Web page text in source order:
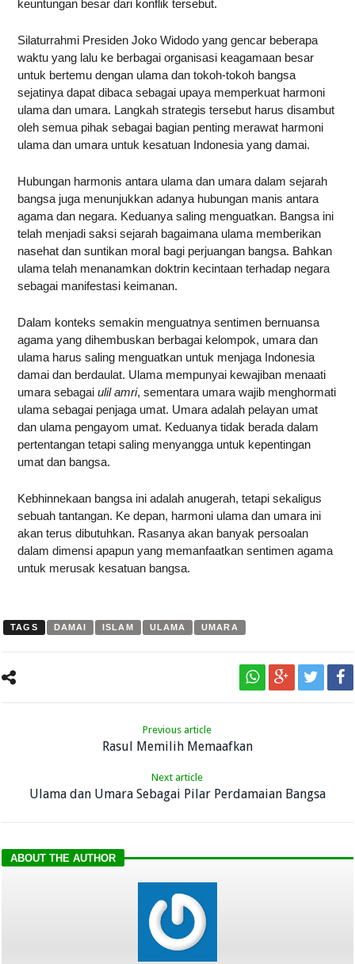
keuntungan besar dari konflik tersebut.
Silaturrahmi Presiden Joko Widodo yang gencar beberapa
waktu yang lalu ke berbagai organisasi keagamaan besar
untuk bertemu dengan ulama dan tokoh-tokoh bangsa
sejatinya dapat dibaca sebagai upaya memperkuat harmoni
ulama dan umara. Langkah strategis tersebut harus disambut
oleh semua pihak sebagai bagian penting merawat harmoni
ulama dan umara untuk kesatuan Indonesia yang damai.
Hubungan harmonis antara ulama dan umara dalam sejarah
bangsa juga menunjukkan adanya hubungan manis antara
agama dan negara. Keduanya saling menguatkan. Bangsa ini
telah menjadi saksi sejarah bagaimana ulama memberikan
nasehat dan suntikan moral bagi perjuangan bangsa. Bahkan
ulama telah menanamkan doktrin kecintaan terhadap negara
sebagai manifestasi keimanan.
Dalam konteks semakin menguatnya sentimen bernuansa
agama yang dihembuskan berbagai kelompok, umara dan
ulama harus saling menguatkan untuk menjaga Indonesia
damai dan berdaulat. Ulama mempunyai kewajiban menaati
umara sebagaiulil amri, sementara umara wajib menghormati
ulama sebagai penjaga umat. Umara adalah pelayan umat
dan ulama pengayom umat. Keduanya tidak berada dalam
pertentangan tetapi saling menyangga untuk kepentingan
umat dan bangsa.
Kebhinnekaan bangsa ini adalah anugerah, tetapi sekaligus
sebuah tantangan. Ke depan, harmoni ulama dan umara ini
akan terus dibutuhkan. Rasanya akan banyak persoalan
dalam dimensi apapun yang memanfaatkan sentimen agama
untuk merusak kesatuan bangsa.
TAGS DAMAI ISLAM ULAMA UMARA
Previous article
Rasul Memilih Memaafkan
Next article
Ulama dan Umara Sebagai Pilar Perdamaian Bangsa
ABOUT THE AUTHOR